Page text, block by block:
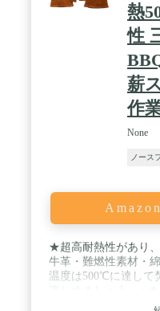
熱
性
薪
作
None
ノース
★超高耐熱性があり
牛革・難燃性素材・
温度は500℃に達して
安全性が抜群★ 作業